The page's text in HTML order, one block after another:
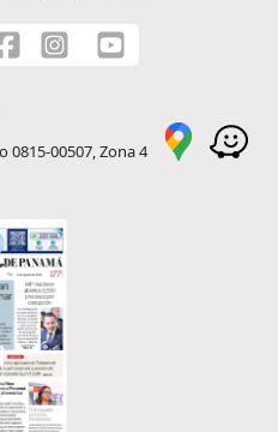
0815-00507, Zona 4